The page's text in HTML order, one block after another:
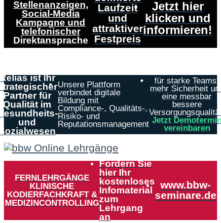
Stellenanzeigen,
Social-Media
Kampagne und
telefonischer
Direktansprache
Laufzeit
und
attraktiver
Festpreis
Jetzt hier
klicken und
informieren!
ist Ihr
Partner für
Qualität im
und
Unsere Plattform
verbindet digitale
Bildung mit
Compliance-, Qualitäts-,
Risiko- und
Reputationsmanagement
für starke Teams,
mehr Sicherheit
eine messbar
bessere
Jetzt
vereinbaren
FERNLEHRGÄNGE
KLINISCHE
KODIERFACHKRAFT &
MEDIZINCONTROLLING
Fordern Sie
hier Ihr
kostenloses
Infomaterial
zum
Lehrgang
an
www.bbw-
seminare.de